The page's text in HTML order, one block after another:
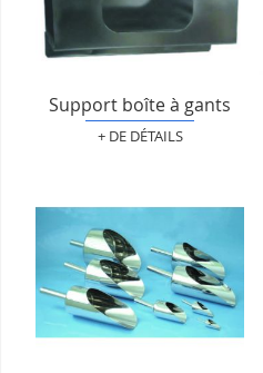
Support boîte à gants
+ DE DÉTAILS